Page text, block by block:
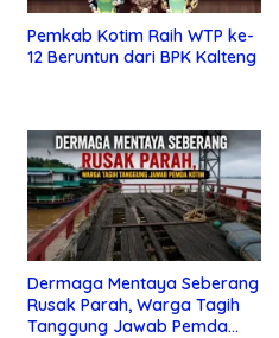
Pemkab Kotim Raih WTP ke-
12 Beruntun dari BPK Kalteng
Dermaga Mentaya Seberang
Rusak Parah, Warga Tagih
Tanggung Jawab Pemda